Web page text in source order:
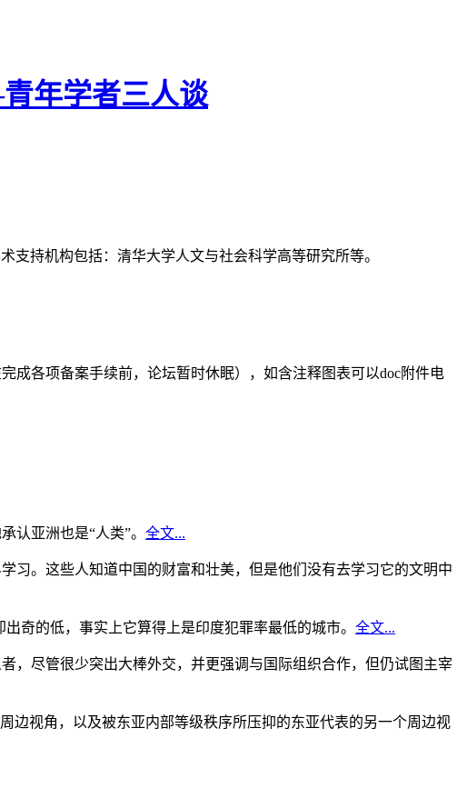
年学者三人谈
支持机构包括：清华大学人文与社会科学高等研究所等。
成各项备案手续前，论坛暂时休眠），如含注释图表可以doc附件电
认亚洲也是“人类”。 全文...
习。这些人知道中国的财富和壮美，但是他们没有去学习它的文明中
奇的低，事实上它算得上是印度犯罪率最低的城市。 全文...
，尽管很少突出大棒外交，并更强调与国际组织合作，但仍试图主宰
边视角，以及被东亚内部等级秩序所压抑的东亚代表的另一个周边视